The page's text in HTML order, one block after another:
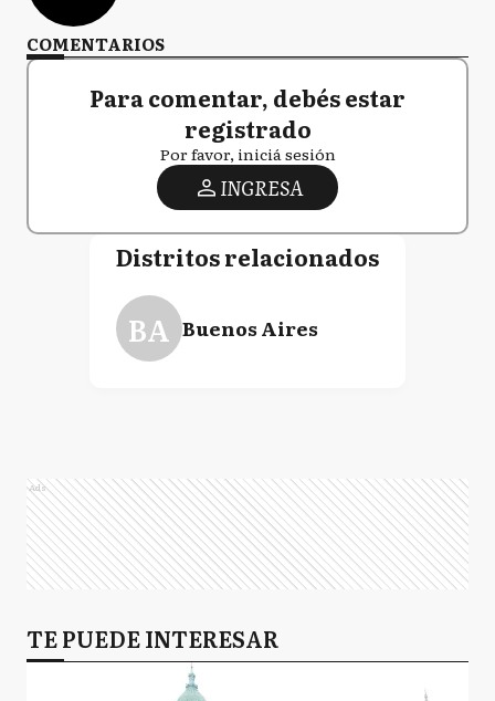
COMENTARIOS
Para comentar, debés estar
registrado
Por favor, iniciá sesión
INGRESA
Distritos relacionados
BA Buenos Aires
Ads
TE PUEDE INTERESAR